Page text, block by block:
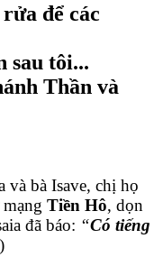
để các
sau tôi...
Thần và
và bà Isave, chị họ
Tiền Hô, dọn
đã báo: “Có tiếng